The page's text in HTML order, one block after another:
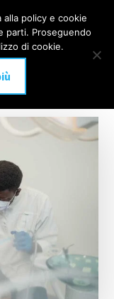
Menu
policy e cookie
parti. Proseguendo
di cookie.